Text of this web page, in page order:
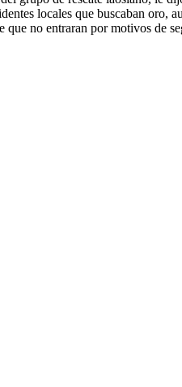
locales que buscaban oro,
que no entraran por motivos de